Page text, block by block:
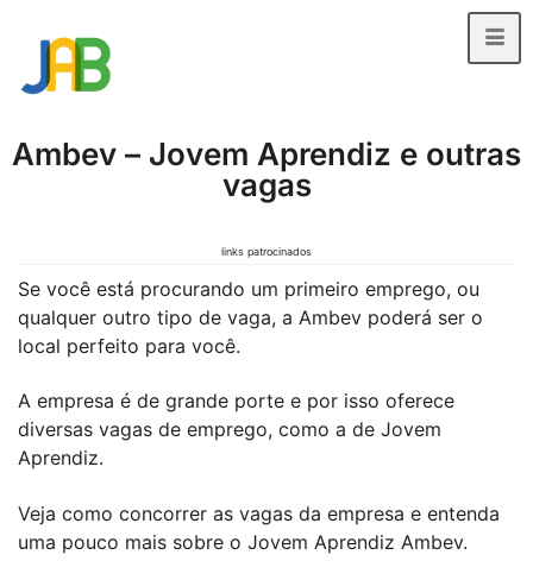
Ambev – Jovem Aprendiz e outras
vagas
links patrocinados
Se você está procurando um primeiro emprego, ou
qualquer outro tipo de vaga, a Ambev poderá ser o
local perfeito para você.
A empresa é de grande porte e por isso oferece
diversas vagas de emprego, como a de Jovem
Aprendiz.
Veja como concorrer as vagas da empresa e entenda
uma pouco mais sobre o Jovem Aprendiz Ambev.